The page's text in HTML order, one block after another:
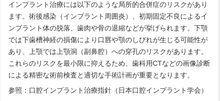
インプラント治療には以下のような局所的合併症のリスクがあり
ます。術後感染（インプラント周囲炎）、初期固定不良によるイ
ンプラント体の脱落、歯肉や骨の退縮などが挙げられます。下顎
では下歯槽神経の損傷により口唇や顎のしびれが生じる可能性が
あり、上顎では上顎洞（副鼻腔）への穿孔のリスクがあります。
これらのリスクを最小限に抑えるため、歯科用CTなどの画像診断
による精密な術前検査と適切な手術計画が重要となります。
参照： 口腔インプラント治療指針（日本口腔インプラント学会）